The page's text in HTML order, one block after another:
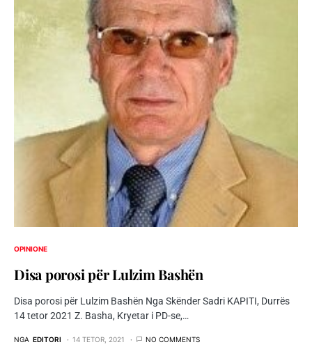
OPINIONE
Disa porosi për Lulzim Bashën
Disa porosi për Lulzim Bashën Nga Skënder Sadri KAPITI, Durrës
14 tetor 2021 Z. Basha, Kryetar i PD-se,…
NGA EDITORI 14 TETOR, 2021 NO COMMENTS